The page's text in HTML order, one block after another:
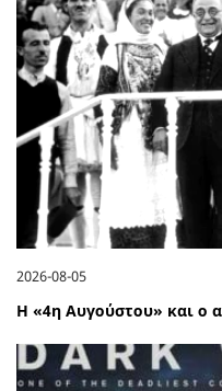
2026-08-05
Η «4η Αυγούστου» και ο